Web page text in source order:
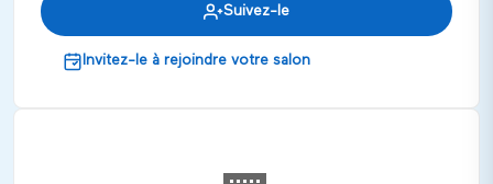
Suivez-le
Invitez-le à rejoindre votre salon